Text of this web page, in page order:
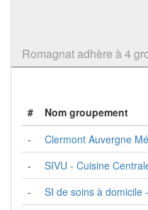
Romagnat adhère à 4
# Nom groupement
-
Clermont Auvergne
-
SIVU - Cuisine
-
SI de soins à domicile